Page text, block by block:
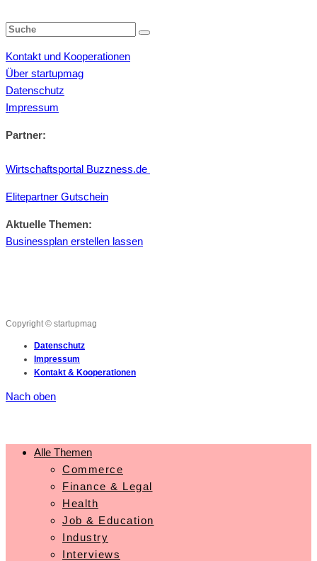
Kontakt und Kooperationen
Über startupmag
Datenschutz
Impressum
Partner:
Wirtschaftsportal Buzzness.de
Elitepartner Gutschein
Aktuelle Themen:
Businessplan erstellen lassen
Copyright © startupmag
Datenschutz
Impressum
Kontakt & Kooperationen
Nach oben
Alle Themen
Commerce
Finance & Legal
Health
Job & Education
Industry
Interviews